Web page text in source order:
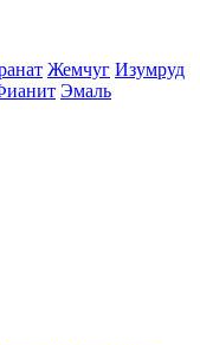
Жемчуг Изумруд
Эмаль